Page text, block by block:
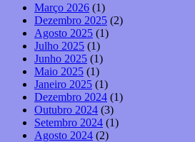
Março 2026 (1)
Dezembro 2025 (2)
Agosto 2025 (1)
Julho 2025 (1)
Junho 2025 (1)
Maio 2025 (1)
Janeiro 2025 (1)
Dezembro 2024 (1)
Outubro 2024 (3)
Setembro 2024 (1)
Agosto 2024 (2)